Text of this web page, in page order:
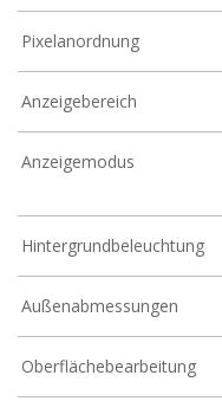
Pixelanordnung
Anzeigebereich
Anzeigemodus
Hintergrundbeleuchtung
Außenabmessungen
Oberflächebearbeitung